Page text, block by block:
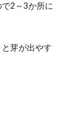
2～3か所に
芽が出やす